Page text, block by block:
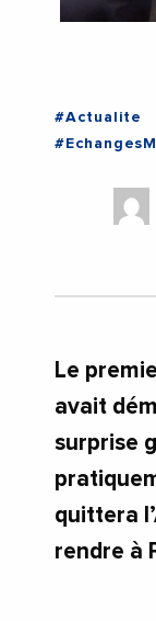
#Actualite
Le
avait
surprise
quittera
rendre à